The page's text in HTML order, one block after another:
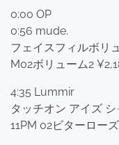
0:00 OP
0:56 mude.
フェイスフィルボリ
M02ボリューム2
4:35 Lummir
タッチオン アイズ
11PM 02ビターロー